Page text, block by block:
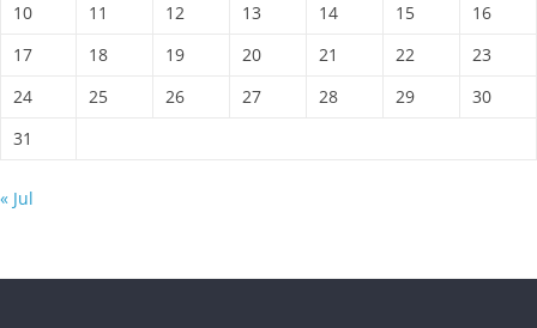
10
11 12 13 14 15
16
17
18 19 20 21 22
23
24
25 26 27 28 29
30
31
« Jul